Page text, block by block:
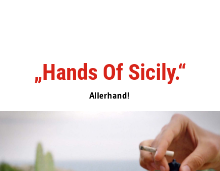
„Hands Of Sicily.“
Allerhand!